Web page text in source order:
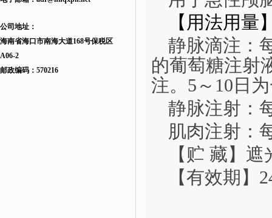
公司地址：
海南省海口市南海大道168号保税区
A06-2
邮政编码：570216
【用法用量
静脉滴注：
的葡萄糖注射
注。5～10日
静脉注射：
肌肉注射：
【贮 藏】遮
【有效期】